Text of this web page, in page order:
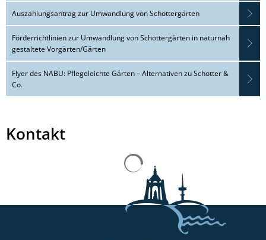
Auszahlungsantrag zur Umwandlung von Schottergärten
Förderrichtlinien zur Umwandlung von Schottergärten in naturnah
gestaltete Vorgärten/Gärten
Flyer des NABU: Pflegeleichte Gärten – Alternativen zu Schotter &
Co.
Kontakt